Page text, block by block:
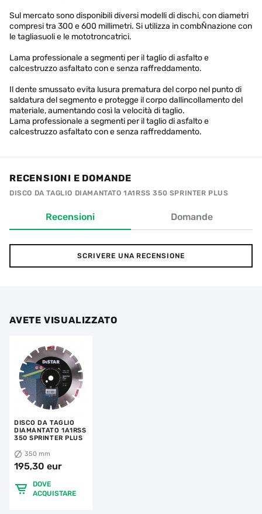
Sul mercato sono disponibili diversi modelli di dischi, con diametri
compresi tra 300 e 600 millimetri. Si utilizza in combÑnazione con
le tagliasuoli e le mototroncatrici.
Lama professionale a segmenti per il taglio di asfalto e
calcestruzzo asfaltato con e senza raffreddamento.
Il dente smussato evita lusura prematura del corpo nel punto di
saldatura del segmento e protegge il corpo dallincollamento del
materiale, aumentando così la velocità di taglio.
Lama professionale a segmenti per il taglio di asfalto e
calcestruzzo asfaltato con e senza raffreddamento.
RECENSIONI E DOMANDE
DISCO DA TAGLIO DIAMANTATO 1A1RSS 350 SPRINTER PLUS
Recensioni Domande
SCRIVERE UNA RECENSIONE
AVETE VISUALIZZATO
DISCO DA TAGLIO
DIAMANTATO 1A1RSS
350 SPRINTER PLUS
350 mm
195,30 eur
DOVE
ACQUISTARE